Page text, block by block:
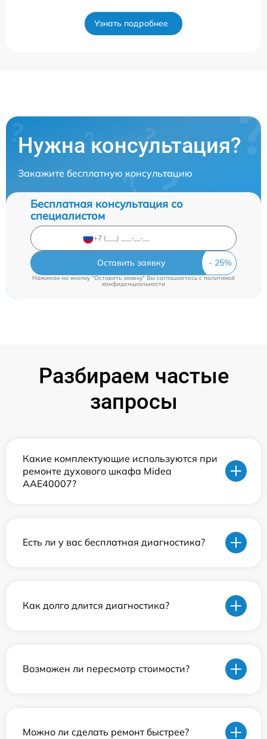
Узнать подробнее
Нужна консультация?
Закажите бесплатную консультацию
Бесплатная консультация со
специалистом
Оставить заявку
Нажимая на кнопку "Оставить заявку" Вы соглашаетесь cполитикой
конфиденциальности
Разбираем частые
запросы
Какие комплектующие используются при
ремонте духового шкафа Midea
AAE40007?
Есть ли у вас бесплатная диагностика?
Как долго длится диагностика?
Возможен ли пересмотр стоимости?
Можно ли сделать ремонт быстрее?